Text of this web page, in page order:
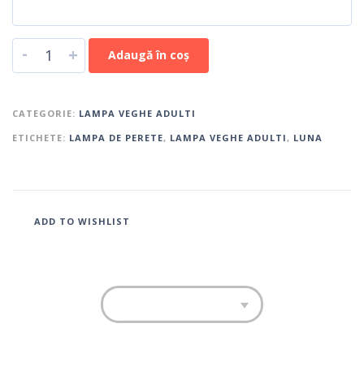
- + Adaugă în coș
CATEGORIE: LAMPA VEGHE ADULTI
ETICHETE: LAMPA DE PERETE, LAMPA VEGHE ADULTI, LUNA
ADD TO WISHLIST